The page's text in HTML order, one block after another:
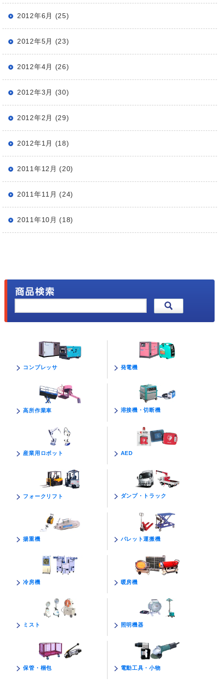
2012年6月 (25)
2012年5月 (23)
2012年4月 (26)
2012年3月 (30)
2012年2月 (29)
2012年1月 (18)
2011年12月 (20)
2011年11月 (24)
2011年10月 (18)
コンプレッサ 発電機
高所作業車 溶接機・切断機
産業用ロボット AED
フォークリフト ダンプ・トラック
揚重機 パレット運搬機
冷房機 暖房機
ミスト 照明機器
保管・梱包 電動工具・小物